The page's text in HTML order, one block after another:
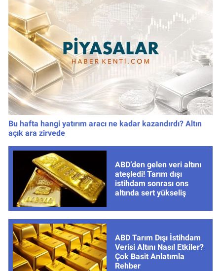
Bu hafta hangi yatırım aracı ne kadar kazandırdı? Altın
açık ara zirvede
ABD’den gelen veri altını
ateşledi! Tarım dışı
istihdam sonrası ons
altında sert yükseliş
ABD Tarım Dışı İstihdam
Verisi Altını Nasıl Etkiler?
Çok Basit Anlatımla
Rehber